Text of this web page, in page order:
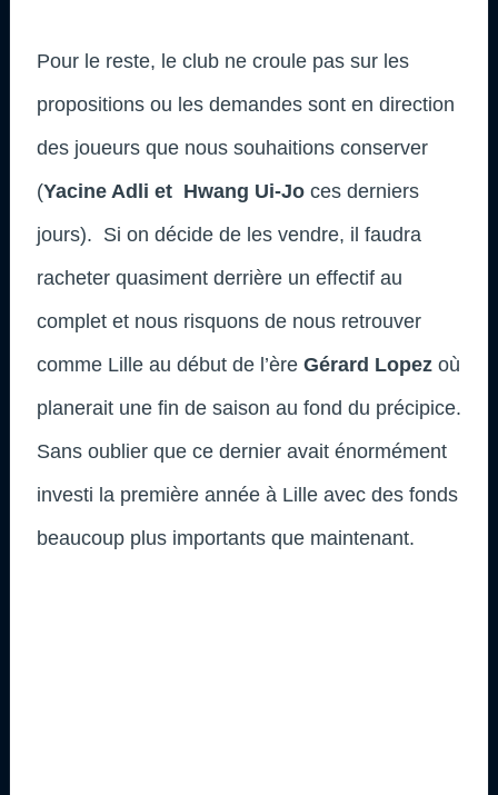
Pour le reste, le club ne croule pas sur les
propositions ou les demandes sont en direction
des joueurs que nous souhaitions conserver
(Yacine Adli et Hwang Ui-Jo ces derniers
jours). Si on décide de les vendre, il faudra
racheter quasiment derrière un effectif au
complet et nous risquons de nous retrouver
comme Lille au début de l’ère Gérard Lopez où
planerait une fin de saison au fond du précipice.
Sans oublier que ce dernier avait énormément
investi la première année à Lille avec des fonds
beaucoup plus importants que maintenant.